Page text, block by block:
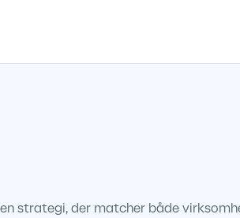
strategi, der matcher både